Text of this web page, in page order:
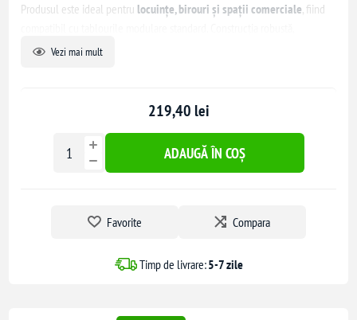
Produsul este ideal pentru locuințe, birouri și spații comerciale, fiind
materialele de calitate și standardele internaționale respectate asigură
profesională pentru protecție electrică, oferind liniște și siguranță în
exploatarea instalațiilor electrice.
Vezi mai mult
219,40 lei
ADAUGĂ ÎN COȘ
Favorite Compara
Timp de livrare:5-7 zile